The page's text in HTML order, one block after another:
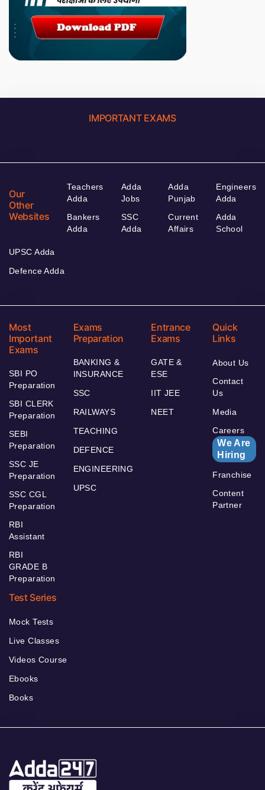
IMPORTANT EXAMS
Our
Other
Websites
Teachers
Adda
Bankers
Adda
Adda
Jobs
SSC
Adda
Adda
Punjab
Current
Affairs
Engineers
Adda
Adda
School
UPSC Adda
Defence Adda
Most
Important
Exams
SBI PO
Preparation
SBI CLERK
Preparation
SEBI
Preparation
SSC JE
Preparation
SSC CGL
Preparation
RBI
Assistant
RBI
GRADE B
Preparation
Exams
Preparation
BANKING &
INSURANCE
SSC
RAILWAYS
TEACHING
DEFENCE
ENGINEERING
UPSC
Entrance
Exams
GATE &
ESE
IIT JEE
NEET
Quick
Links
About Us
Contact
Us
Media
Careers
We Are
Hiring
Franchise
Content
Partner
Test Series
Mock Tests
Live Classes
Videos Course
Ebooks
Books